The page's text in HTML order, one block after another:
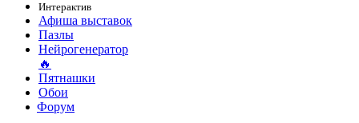
Интерактив
Афиша выставок
Пазлы
Нейрогенератор
🔥
Пятнашки
Обои
Форум